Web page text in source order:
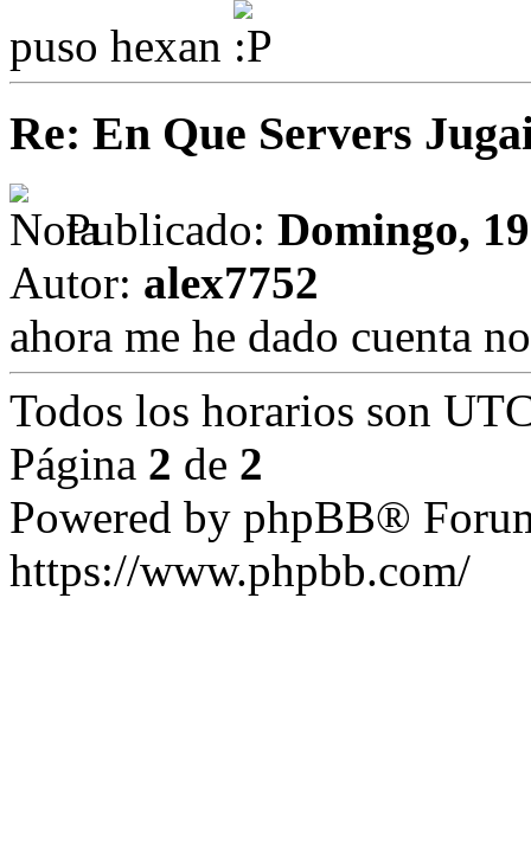
puso hexan
Re: En Que Servers
Publicado: Domingo,
Autor: alex7752
ahora me he dado cuenta
Todos los horarios son
Página 2 de 2
Powered by phpBB®
https://www.phpbb.com/